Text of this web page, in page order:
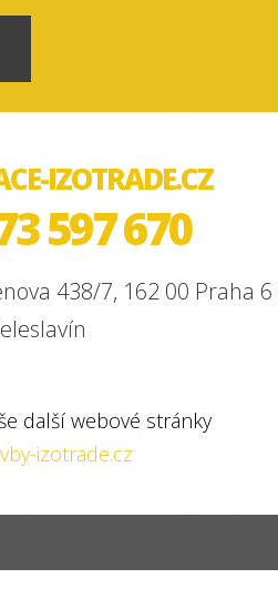
IZOTRADE.CZ
597 670
438/7, 162 00 Praha 6
další webové stránky
izotrade.cz